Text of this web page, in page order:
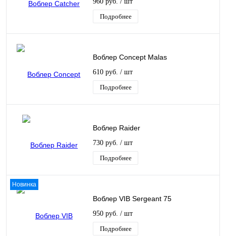
Подробнее
Воблер Concept Malas
610 руб. / шт
Подробнее
Воблер Raider
730 руб. / шт
Подробнее
Новинка
Воблер VIB Sergeant 75
950 руб. / шт
Подробнее